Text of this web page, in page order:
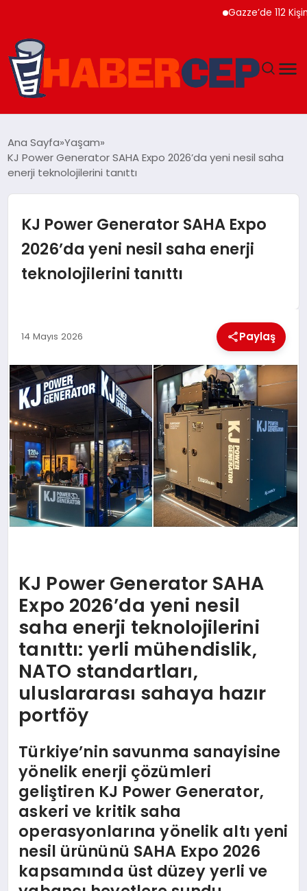
Gazze’de 112 Kişinin
GÜNDEM
SOSYAL MEDYA
Ana Sayfa Yaşam
KJ Power Generator SAHA Expo 2026’da yeni nesil saha
enerji teknolojilerini tanıttı
KJ Power Generator SAHA Expo
2026’da yeni nesil saha enerji
teknolojilerini tanıttı
14 Mayıs 2026 Paylaş
KJ Power Generator SAHA
Expo 2026’da yeni nesil
saha enerji teknolojilerini
tanıttı: yerli mühendislik,
NATO standartları,
uluslararası sahaya hazır
portföy
Türkiye’nin savunma sanayisine
yönelik enerji çözümleri
geliştiren KJ Power Generator,
askeri ve kritik saha
operasyonlarına yönelik altı yeni
nesil ürününü SAHA Expo 2026
kapsamında üst düzey yerli ve